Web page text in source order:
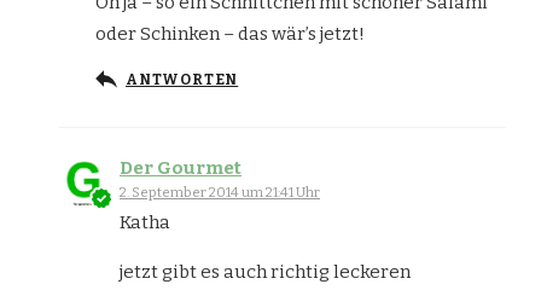
oder Schinken – das wär’s jetzt!
ANTWORTEN
Der Gourmet
2. September 2014 um 21:41 Uhr
Katha
jetzt gibt es auch richtig leckeren